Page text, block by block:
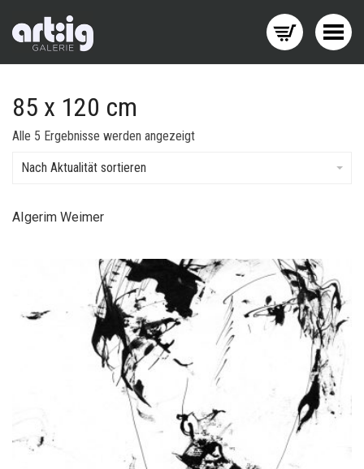
Menü wechseln
85 x 120 cm
Alle 5 Ergebnisse werden angezeigtNach
Nach Aktualität sortieren
AIgerim Weimer